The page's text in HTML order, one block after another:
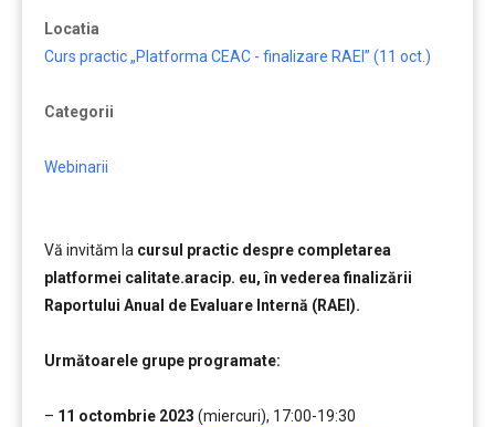
Locatia
Curs practic „Platforma CEAC - finalizare RAEI” (11 oct.)
Categorii
Webinarii
Vă invităm la cursul practic despre completarea
platformei calitate.aracip. eu, în vederea finalizării
Raportului Anual de Evaluare Internă (RAEI).
Următoarele grupe programate:
– 11 octombrie 2023 (miercuri), 17:00-19:30